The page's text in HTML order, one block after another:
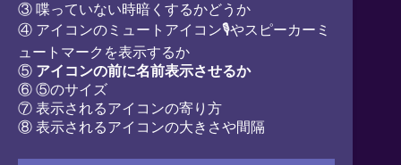
③ 喋っていない時暗くするかどうか
④ アイコンのミュートアイコン🎙やスピーカーミ
ュートマークを表示するか
⑤ アイコンの前に名前表示させるか
⑥ ⑤のサイズ
⑦ 表示されるアイコンの寄り方
⑧ 表示されるアイコンの大きさや間隔